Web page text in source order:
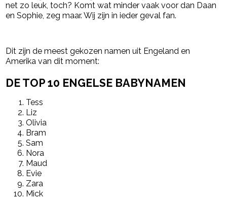
net zo leuk, toch? Komt wat minder vaak voor dan Daan
en Sophie, zeg maar. Wij zijn in ieder geval fan.
Dit zijn de meest gekozen namen uit Engeland en
Amerika van dit moment:
DE TOP 10 ENGELSE BABYNAMEN
Tess
Liz
Olivia
Bram
Sam
Nora
Maud
Evie
Zara
Mick